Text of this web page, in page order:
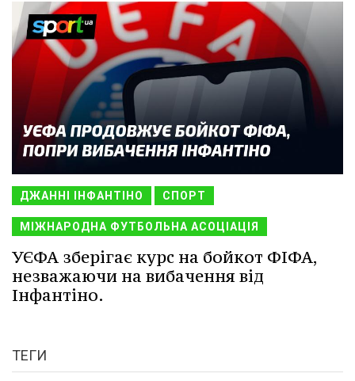
ДЖАННІ ІНФАНТІНО СПОРТ
МІЖНАРОДНА ФУТБОЛЬНА АСОЦІАЦІЯ
УЄФА зберігає курс на бойкот ФІФА,
незважаючи на вибачення від
Інфантіно.
ТЕГИ